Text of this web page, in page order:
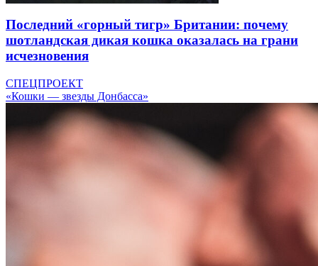
Последний «горный тигр» Британии: почему
шотландская дикая кошка оказалась на грани
исчезновения
СПЕЦПРОЕКТ
«Кошки — звезды Донбасса»